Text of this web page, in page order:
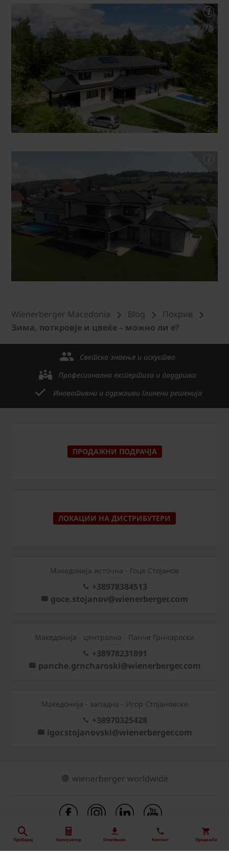
Пребарај Калкулатор Downloads Контакт Продажба
Wienerberger Macedonia Blog
Покрив
Зима, поткровје и цвеќе – можно ли е?
Светско знаење и искуство
Професионална експертиза и поддршка
Иновативни и одржливи глинени решенија
ПРОДАЖНИ ПОДРАЧЈА
ЛОКАЦИИ НА ДИСТРИБУТЕРИ
Македонија источна - Гоце Стојанов
+38978384513
goce.stojanov@wienerberger.com
Mакедонија - централна - Панче Грнчароски
+38978231891
panche.grncharoski@wienerberger.com
Mакедонија - западна - Игор Стојановски
+38970325428
igor.stojanovski@wienerberger.com
wienerberger worldwide